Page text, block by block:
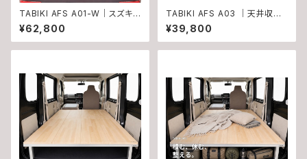
TABIKI AFS A01-W｜スズキ
エブリイワゴン DA17W/18W用
車内フラットシステム
¥62,800
TABIKI AFS A03 ｜天井収納
システム
¥39,800